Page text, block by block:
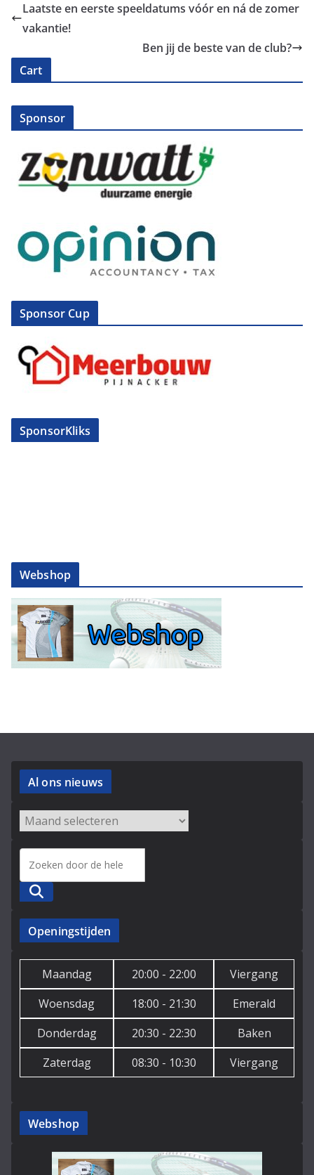
Laatste en eerste speeldatums vóór en ná de zomer
vakantie!
Ben jij de beste van de club?
Cart
Sponsor
Sponsor Cup
SponsorKliks
Webshop
Al ons nieuws
Zoeken
Openingstijden
Maandag 20:00 - 22:00
Viergang
Woensdag
18:00 - 21:30
Emerald
Donderdag
20:30 - 22:30
Baken
Zaterdag
08:30 - 10:30 Viergang
Webshop